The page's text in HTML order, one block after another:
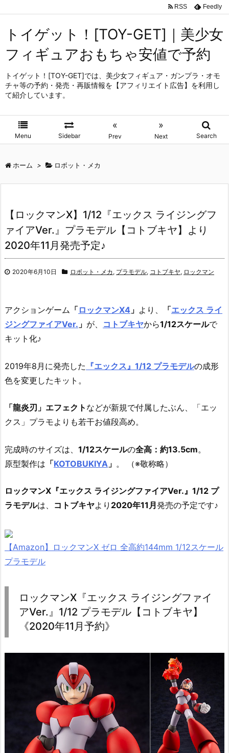
トイゲット！[TOY-GET]｜美少女
フィギュアおもちゃ安値で予約
トイゲット！[TOY-GET]では、美少女フィギュア・ガンプラ・オモ
チャ等の予約・発売・再販情報を【アフィリエイト広告】を利用し
て紹介しています。
Menu Sidebar
«
Prev
»
Next Search
RSS Feedly
ホーム > ロボット・メカ
【ロックマンX】1/12『エックス ライジングフ
ァイアVer.』プラモデル【コトブキヤ】より
2020年11月発売予定♪
2020年6月10日 ロボット・メカ , プラモデル, コトブキヤ, ロックマン
アクションゲーム 「 ロックマンX4 」 より、 「エックス ライ
ジングファイアVer. 」 が、 コトブキヤから1/12スケールで
キット化♪
2019年8月に発売した 『エックス』1/12 プラモデルの成形
色を変更したキット。
「龍炎刃」エフェクト などが新規で付属したぶん、「エッ
クス」プラモよりも若干お値段高め。
完成時のサイズは、 1/12スケールの全高：約13.5cm。
原型製作は 「KOTOBUKIYA 」 。 （※敬称略）
ロックマンX『エックス ライジングファイアVer.』1/12 プ
ラモデルは、 コトブキヤより 2020年11月 発売の予定です♪
【Amazon】ロックマンX ゼロ 全高約144mm 1/12スケール
プラモデル
ロックマンX『エックス ライジングファイ
アVer.』1/12 プラモデル【コトブキヤ】
《2020年11月予約》